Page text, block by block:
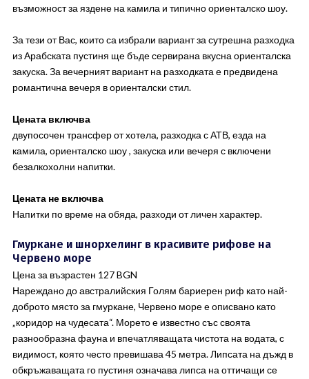
възможност за яздене на камила и типично ориенталско шоу.
За тези от Вас, които са избрали вариант за сутрешна разходка
из Арабската пустиня ще бъде сервирана вкусна ориенталска
закуска. За вечерният вариант на разходката е предвидена
романтична вечеря в ориенталски стил.
Цената включва
двупосочен трансфер от хотела, разходка с АТВ, езда на
камила, ориенталско шоу , закуска или вечеря с включени
безалкохолни напитки.
Цената не включва
Напитки по време на обяда, разходи от личен характер.
Гмуркане и шнорхелинг в красивите рифове на
Червено море
Цена за възрастен 127 BGN
Нареждано до австралийския Голям бариерен риф като най-
доброто място за гмуркане, Червено море е описвано като
„коридор на чудесата“. Морето е известно със своята
разнообразна фауна и впечатляващата чистота на водата, с
видимост, която често превишава 45 метра. Липсата на дъжд в
обкръжаващата го пустиня означава липса на оттичащи се